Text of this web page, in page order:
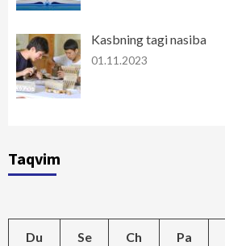
Kasbning tagi nasiba
01.11.2023
Taqvim
Du Se Ch Pa